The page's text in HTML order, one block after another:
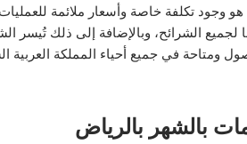
هو وجود تكلفة خاصة وأسعار ملائمة
لجميع الشرائح، وبالإضافة إلى ذلك
ومتاحة في جميع أحياء المملكة
بالشهر بالرياض